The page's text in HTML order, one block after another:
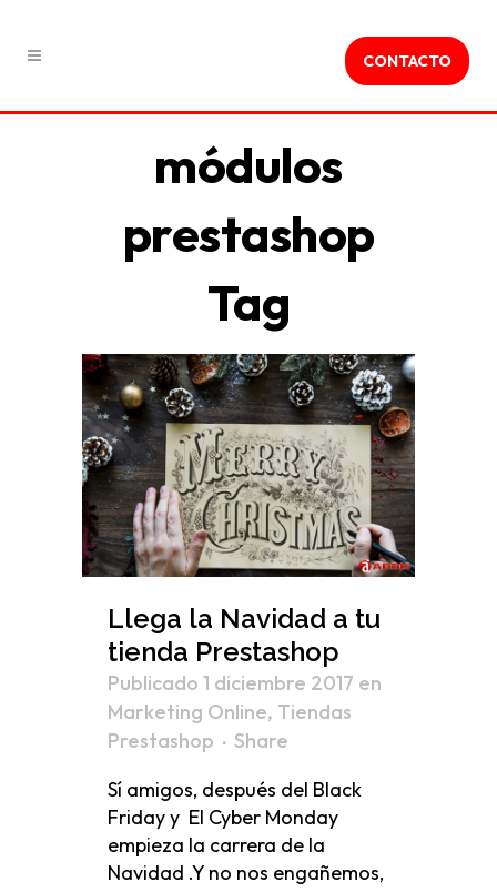
CONTACTO
módulos
prestashop
Tag
Llega la Navidad a tu
tienda Prestashop
Publicado 1 diciembre 2017 en
Marketing Online, Tiendas
Prestashop
Share
Sí amigos, después del Black
Friday y El Cyber Monday
empieza la carrera de la
Navidad .Y no nos engañemos,